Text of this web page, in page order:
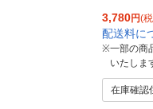
3,780円(
配送料に
※一部の商
いたしま
在庫確認